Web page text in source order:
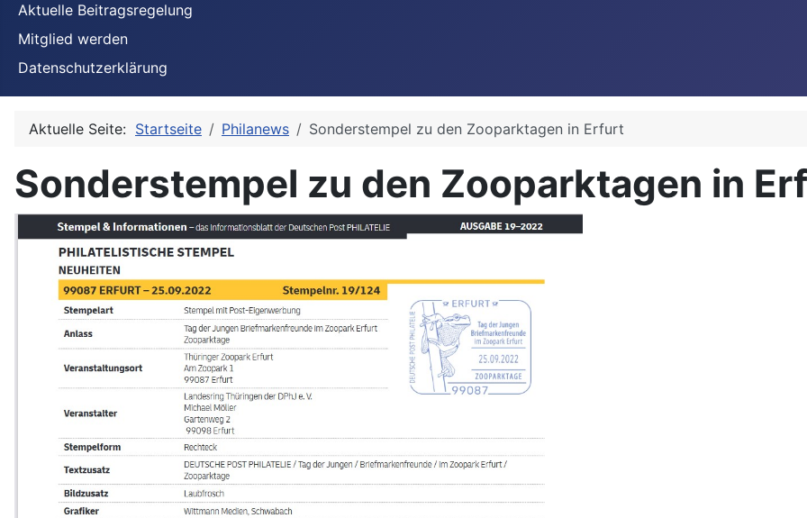
Aktuelle Beitragsregelung
Mitglied werden
Datenschutzerklärung
Aktuelle Seite: Startseite Philanews Sonderstempel zu den Zooparktagen in Erfurt
Sonderstempel zu den Zooparktagen in